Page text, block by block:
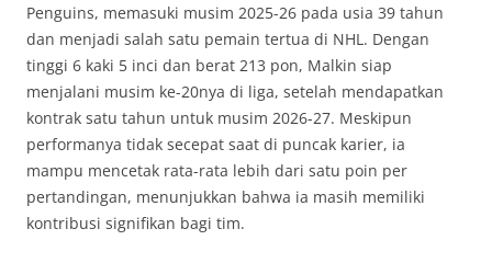
Penguins, memasuki musim 2025-26 pada usia 39 tahun
dan menjadi salah satu pemain tertua di NHL. Dengan
tinggi 6 kaki 5 inci dan berat 213 pon, Malkin siap
menjalani musim ke-20nya di liga, setelah mendapatkan
kontrak satu tahun untuk musim 2026-27. Meskipun
performanya tidak secepat saat di puncak karier, ia
mampu mencetak rata-rata lebih dari satu poin per
pertandingan, menunjukkan bahwa ia masih memiliki
kontribusi signifikan bagi tim.